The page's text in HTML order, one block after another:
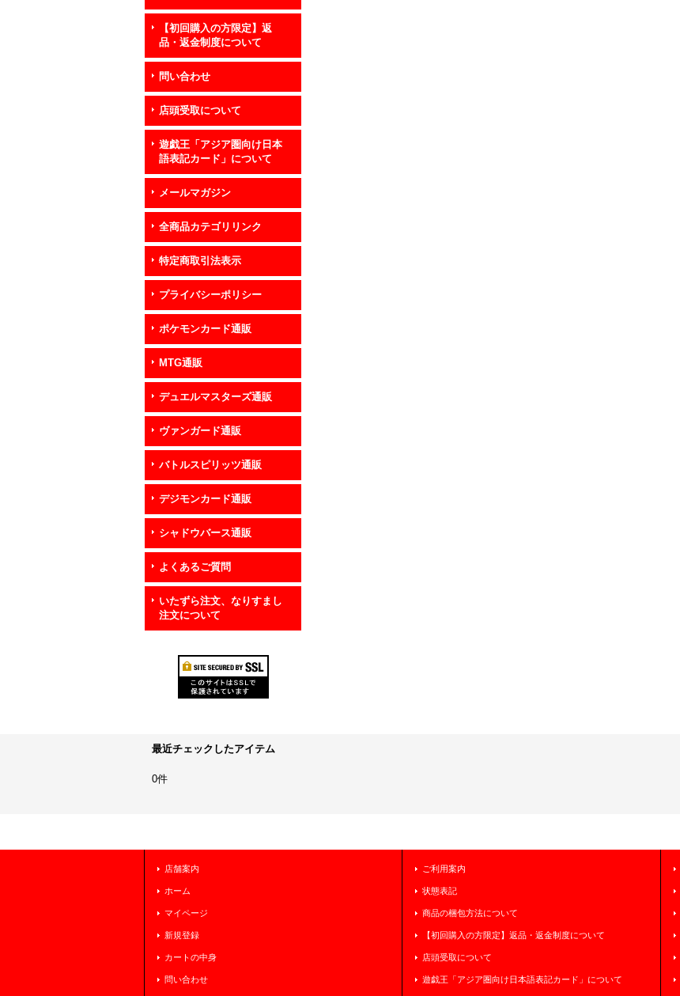
【初回購入の方限定】返
品・返金制度について
問い合わせ
店頭受取について
遊戯王「アジア圏向け日本
語表記カード」について
メールマガジン
全商品カテゴリリンク
特定商取引法表示
プライバシーポリシー
ポケモンカード通販
MTG通販
デュエルマスターズ通販
ヴァンガード通販
バトルスピリッツ通販
デジモンカード通販
シャドウバース通販
よくあるご質問
いたずら注文、なりすまし
注文について
最近チェックしたアイテム
0件
店舗案内
ホーム
マイページ
新規登録
カートの中身
問い合わせ
ご利用案内
状態表記
商品の梱包方法について
【初回購入の方限定】返品・返金制度について
店頭受取について
遊戯王「アジア圏向け日本語表記カード」について